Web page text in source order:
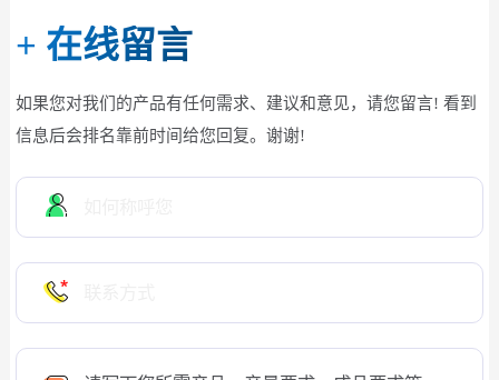
+ 在线留言
如果您对我们的产品有任何需求、建议和意见，请您留言! 看到
信息后会排名靠前时间给您回复。谢谢!